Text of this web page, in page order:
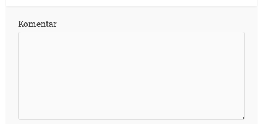
Komentar